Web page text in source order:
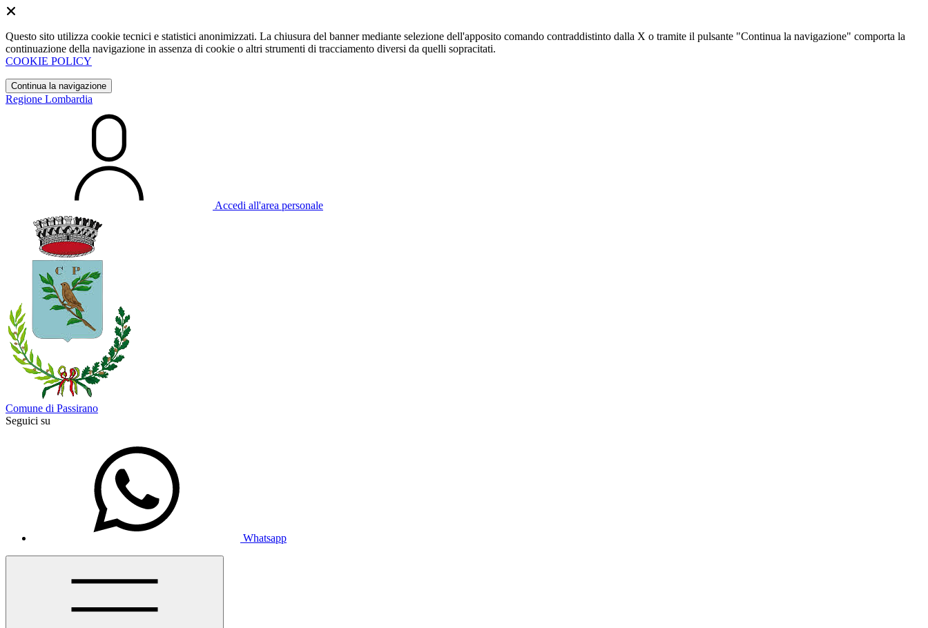
Questo sito utilizza cookie tecnici e statistici anonimizzati. La chiusura del banner mediante selezione dell'apposito comando contraddistinto dalla X o tramite il pulsante "Continua la navigazione" comporta la
continuazione della navigazione in assenza di cookie o altri strumenti di tracciamento diversi da quelli sopracitati.
COOKIE POLICY
Continua la navigazione
Regione Lombardia
Accedi all'area personale
Comune di Passirano
Seguici su
Whatsapp